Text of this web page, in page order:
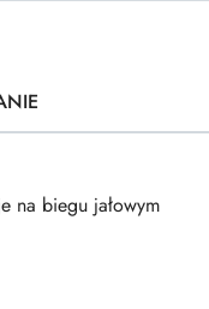
na biegu jałowym